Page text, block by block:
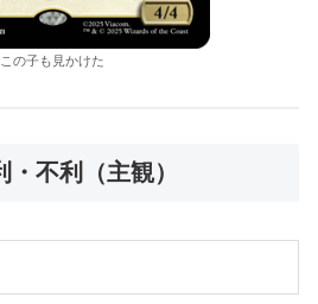
この子も見かけた
不利（主観）